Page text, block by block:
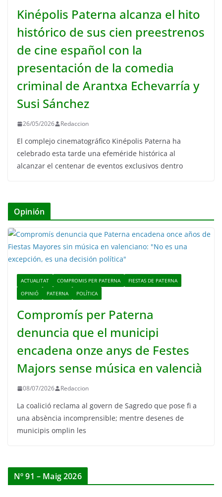
Kinépolis Paterna alcanza el hito
histórico de sus cien preestrenos
de cine español con la
presentación de la comedia
criminal de Arantxa Echevarría y
Susi Sánchez
26/05/2026 Redaccion
El complejo cinematográfico Kinépolis Paterna ha
celebrado esta tarde una efeméride histórica al
alcanzar el centenar de eventos exclusivos dentro
Opinión
ACTUALITAT COMPROMIS PER PATERNA
FIESTAS DE PATERNA
OPINIÓ
PATERNA POLÍTICA
Compromís per Paterna
denuncia que el municipi
encadena onze anys de Festes
Majors sense música en valencià
08/07/2026 Redaccion
La coalició reclama al govern de Sagredo que pose fi a
una absència incomprensible; mentre desenes de
municipis omplin les
Nº 91 – Maig 2026